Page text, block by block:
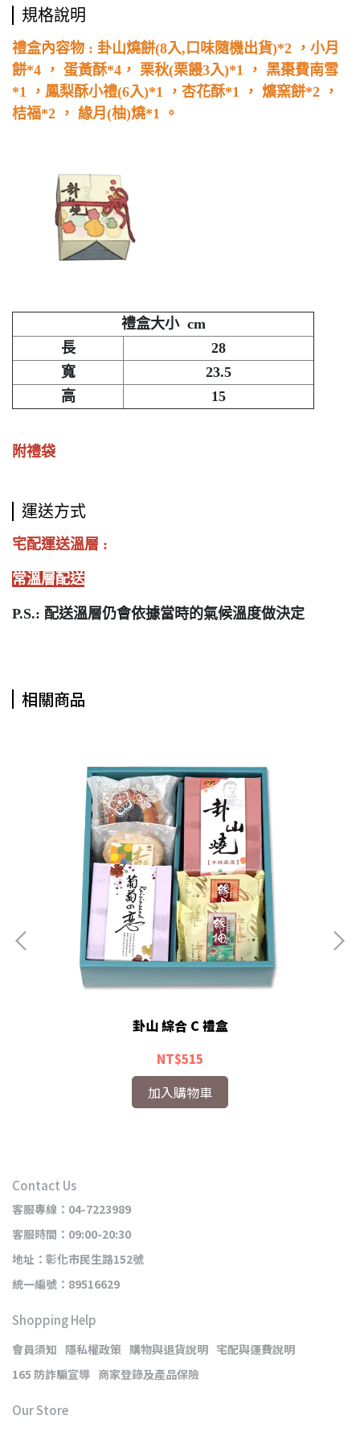
規格說明
禮盒內容物 : 卦山燒餅(8入,口味隨機出貨)*2 ，小月
餅*4 ， 蛋黃酥*4， 栗秋(栗饅3入)*1 ， 黑棗費南雪
*1 ，鳳梨酥小禮(6入)*1 ，杏花酥*1 ， 爌窯餅*2 ，
桔福*2 ， 緣月(柚)燒*1 。
禮盒大小 cm
長
28
寬
23.5
高
15
附禮袋
運送方式
宅配運送溫層 :
常溫層配送
P.S.: 配送溫層仍會依據當時的氣候溫度做決定
相關商品
卦山 綜合 C 禮盒
NT$515
加入購物車
Contact Us
客服專線：04-7223989
客服時間：09:00-20:30
地址：彰化市民生路152號
統一編號：89516629
Shopping Help
會員須知 隱私權政策 購物與退貨說明 宅配與運費說明
165 防詐騙宣導 商家登錄及產品保險
Our Store